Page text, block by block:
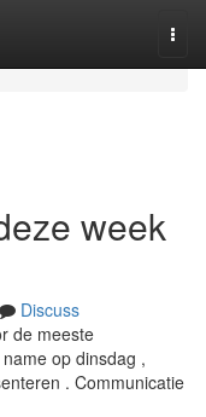
week
Discuss
de meeste
op dinsdag ,
. Communicatie